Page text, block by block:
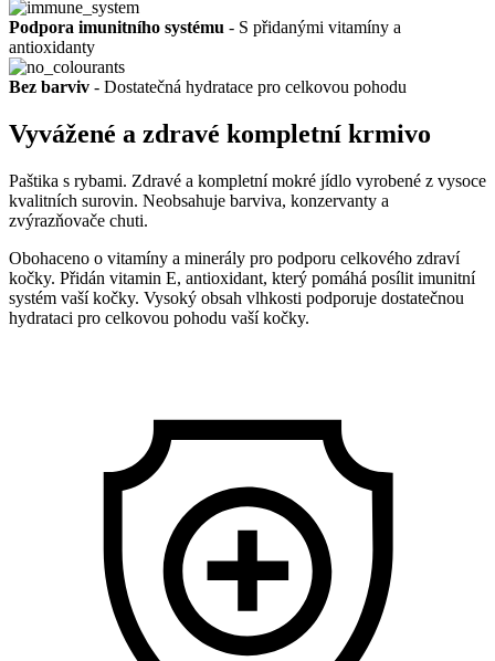
Podpora imunitního systému - S přidanými vitamíny a
antioxidanty
Bez barviv - Dostatečná hydratace pro celkovou pohodu
Vyvážené a zdravé kompletní krmivo
Paštika s rybami. Zdravé a kompletní mokré jídlo vyrobené z vysoce
kvalitních surovin. Neobsahuje barviva, konzervanty a
zvýrazňovače chuti.
Obohaceno o vitamíny a minerály pro podporu celkového zdraví
kočky. Přidán vitamin E, antioxidant, který pomáhá posílit imunitní
systém vaší kočky. Vysoký obsah vlhkosti podporuje dostatečnou
hydrataci pro celkovou pohodu vaší kočky.